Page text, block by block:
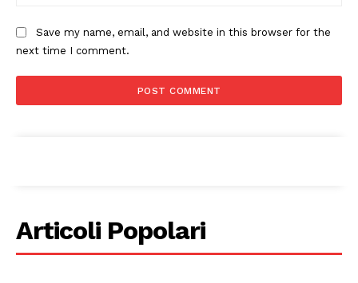
Menu
Save my name, email, and website in this browser for the
next time I comment.
Articoli Popolari